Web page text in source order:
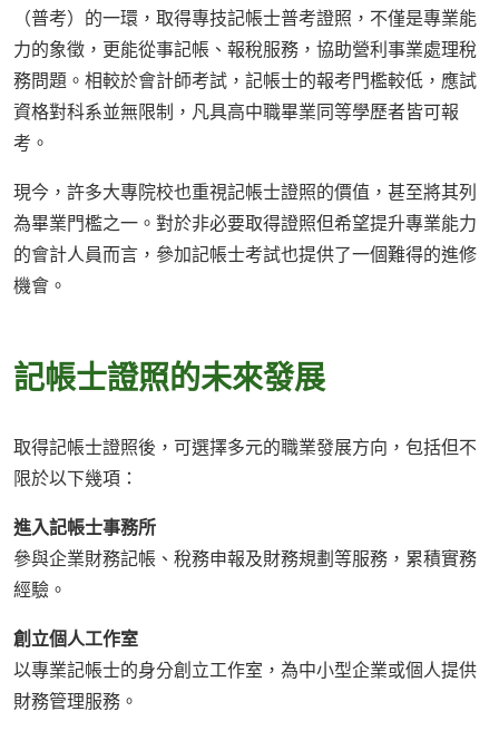
（普考）的一環，取得專技記帳士普考證照，不僅是專業能
力的象徵，更能從事記帳、報稅服務，協助營利事業處理稅
務問題。相較於會計師考試，記帳士的報考門檻較低，應試
資格對科系並無限制，凡具高中職畢業同等學歷者皆可報
考。
現今，許多大專院校也重視記帳士證照的價值，甚至將其列
為畢業門檻之一。對於非必要取得證照但希望提升專業能力
的會計人員而言，參加記帳士考試也提供了一個難得的進修
機會。
記帳士證照的未來發展
取得記帳士證照後，可選擇多元的職業發展方向，包括但不
限於以下幾項：
進入記帳士事務所
參與企業財務記帳、稅務申報及財務規劃等服務，累積實務
經驗。
創立個人工作室
以專業記帳士的身分創立工作室，為中小型企業或個人提供
財務管理服務。